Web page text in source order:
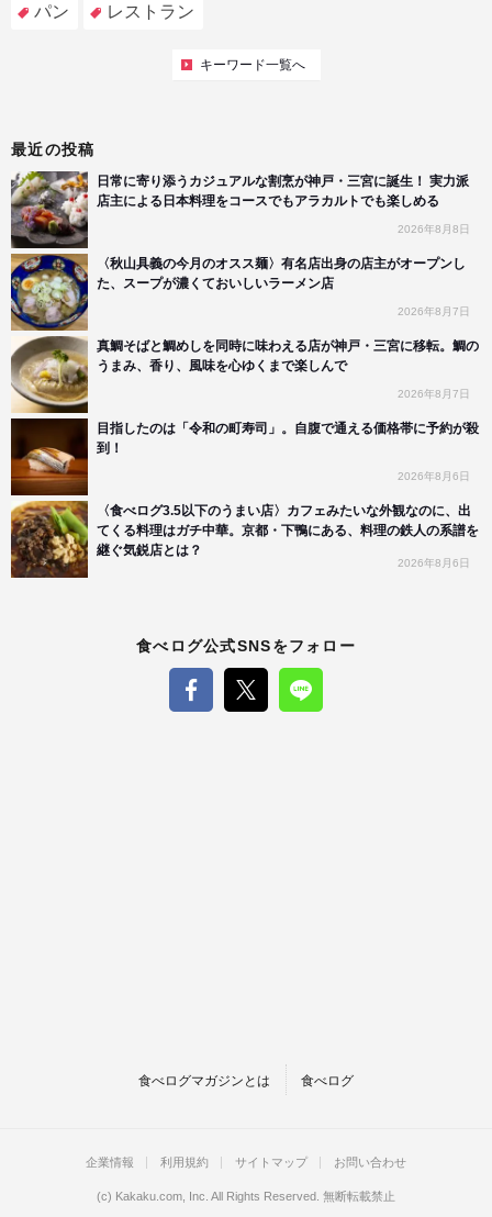
パン レストラン
キーワード一覧へ
最近の投稿
日常に寄り添うカジュアルな割烹が神戸・三宮に誕生！ 実力派
店主による日本料理をコースでもアラカルトでも楽しめる
2026年8月8日
〈秋山具義の今月のオスス麺〉有名店出身の店主がオープンし
た、スープが濃くておいしいラーメン店
2026年8月7日
真鯛そばと鯛めしを同時に味わえる店が神戸・三宮に移転。鯛の
うまみ、香り、風味を心ゆくまで楽しんで
2026年8月7日
目指したのは「令和の町寿司」。自腹で通える価格帯に予約が殺
到！
2026年8月6日
〈食べログ3.5以下のうまい店〉カフェみたいな外観なのに、出
てくる料理はガチ中華。京都・下鴨にある、料理の鉄人の系譜を
継ぐ気鋭店とは？
2026年8月6日
食べログ公式SNSをフォロー
食べログマガジンとは 食べログ
企業情報 利用規約 サイトマップ お問い合わせ
(c) Kakaku.com, Inc. All Rights Reserved. 無断転載禁止